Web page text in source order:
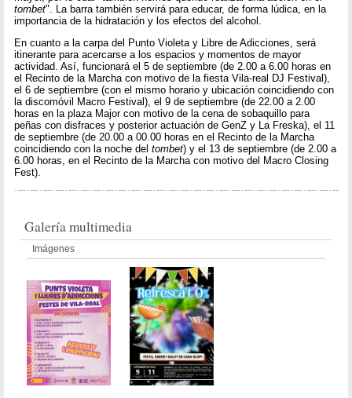
tombet". La barra también servirá para educar, de forma lúdica, en la
importancia de la hidratación y los efectos del alcohol.
En cuanto a la carpa del Punto Violeta y Libre de Adicciones, será
itinerante para acercarse a los espacios y momentos de mayor
actividad. Así, funcionará el 5 de septiembre (de 2.00 a 6.00 horas en
el Recinto de la Marcha con motivo de la fiesta Vila-real DJ Festival),
el 6 de septiembre (con el mismo horario y ubicación coincidiendo con
la discomóvil Macro Festival), el 9 de septiembre (de 22.00 a 2.00
horas en la plaza Major con motivo de la cena de sobaquillo para
peñas con disfraces y posterior actuación de GenZ y La Freska), el 11
de septiembre (de 20.00 a 00.00 horas en el Recinto de la Marcha
coincidiendo con la noche deltombet) y el 13 de septiembre (de 2.00 a
6.00 horas, en el Recinto de la Marcha con motivo del Macro Closing
Fest).
Galería multimedia
Imágenes